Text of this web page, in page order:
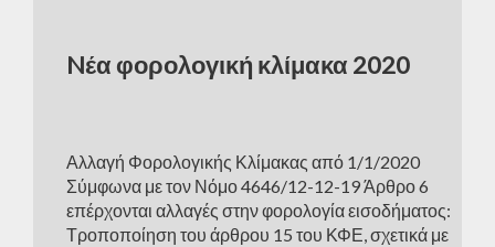
Nέα φορολογική κλίμακα 2020
Αλλαγή Φορολογικής Κλίμακας από 1/1/2020
Σύμφωνα με τον Νόμο 4646/12-12-19 Άρθρο 6
επέρχονται αλλαγές στην φορολογία εισοδήματος:
Τροποποίηση του άρθρου 15 του ΚΦΕ, σχετικά με